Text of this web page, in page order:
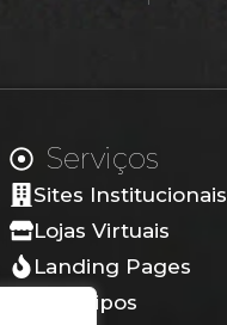
Serviços
Sites Institucionais
Lojas Virtuais
Landing Pages
Logotipos